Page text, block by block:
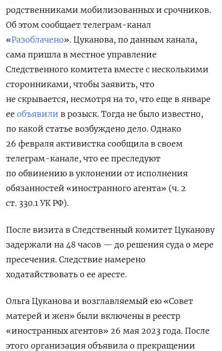
родственниками мобилизованных и срочников.
Об этом сообщает телеграм-канал
«Разоблачено». Цуканова, по данным канала,
сама пришла в местное управление
Следственного комитета вместе с несколькими
сторонниками, чтобы заявить, что
не скрывается, несмотря на то, что еще в январе
ее объявили в розыск. Тогда не было известно,
по какой статье возбуждено дело. Однако
26 февраля активистка сообщила в своем
телеграм-канале, что ее преследуют
по обвинению в уклонении от исполнения
обязанностей «иностранного агента» (ч. 2
ст. 330.1 УК РФ).
После визита в Следственный комитет Цуканову
задержали на 48 часов — до решения суда о мере
пресечения. Следствие намерено
ходатайствовать о ее аресте.
Ольга Цуканова и возглавляемый ею «Совет
матерей и жен» были включены в реестр
«иностранных агентов» 26 мая 2023 года. После
этого организация объявила о прекращении